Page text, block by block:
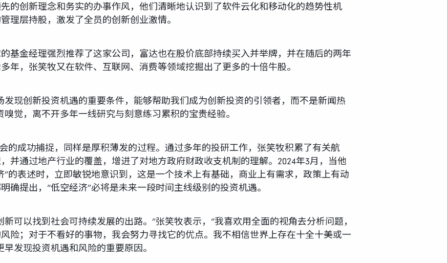
的创新理念和务实的办事作风，他们清晰地认识到了软件云化和移动化的趋势性机
理层持股，激发了全员的创新创业激情。
基金经理强烈推荐了这家公司，富达也在股价底部持续买入并举牌，并在随后的两年
年，张笑牧又在软件、互联网、消费等领域挖掘出了更多的十倍牛股。
发现创新投资机遇的重要条件，能够帮助我们成为创新投资的引领者，而不是新闻热
觉，离不开多年一线研究与刻意练习累积的宝贵经验。
的成功捕捉，同样是厚积薄发的过程。通过多年的投研工作，张笑牧积累了有关航
并通过地产行业的覆盖，增进了对地方政府财政收支机制的理解。2024年3月，当他
的表述时，立即敏锐地意识到，这是一个技术上有基础，商业上有需求，政策上有动
确提出，“低空经济”必将是未来一段时间主线级别的投资机遇。
可以找到社会可持续发展的出路。”张笑牧表示，“我喜欢用全面的视角去分析问题，
险；对于不看好的事物，我会努力寻找它的优点。我不相信世界上存在十全十美或一
发现投资机遇和风险的重要原因。